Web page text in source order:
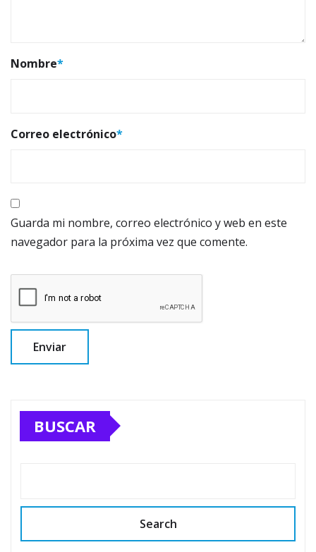
Nombre*
Correo electrónico*
Guarda mi nombre, correo electrónico y web en este
navegador para la próxima vez que comente.
BUSCAR
Search